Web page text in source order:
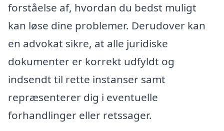
forståelse af, hvordan du bedst muligt
kan løse dine problemer. Derudover kan
en advokat sikre, at alle juridiske
dokumenter er korrekt udfyldt og
indsendt til rette instanser samt
repræsenterer dig i eventuelle
forhandlinger eller retssager.